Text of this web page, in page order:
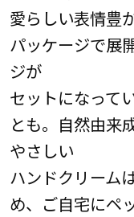
愛らしい表情豊
パッケージで展
ジが
セットになって
とも。自然由来
やさしい
ハンドクリーム
め、ご自宅にペ